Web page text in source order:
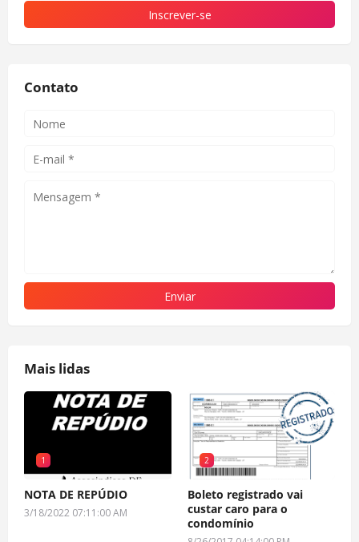
Contato
Mais lidas
1
NOTA DE REPÚDIO
3/18/2022 07:11:00 AM
2
Boleto registrado vai
custar caro para o
condomínio